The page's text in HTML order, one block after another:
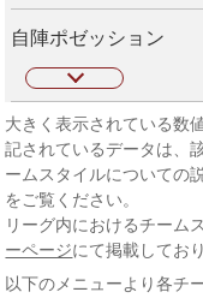
自陣ポゼッション
大きく表示されている数
記されているデータは、
ームスタイルについての
をご覧ください。
リーグ内におけるチーム
ーページにて掲載してお
以下のメニューより各チ